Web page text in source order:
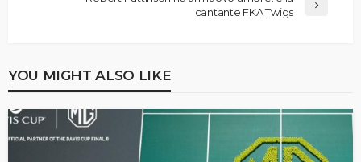
cantante FKA Twigs
YOU MIGHT ALSO LIKE